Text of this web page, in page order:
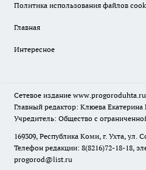
Политика использования файлов
Главная
Интересное
Сетевое издание www.progoroduhta.ru
Главный редактор: Клюева
Учредитель: Общество с
169309, Республика Коми, г. Ухта, ул.
Телефон редакции: 8(8216)72-18-18,
progorod@list.ru